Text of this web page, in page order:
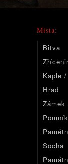
Místa:
Bitva
Kaple
Hrad
Zámek
Pomník
Socha